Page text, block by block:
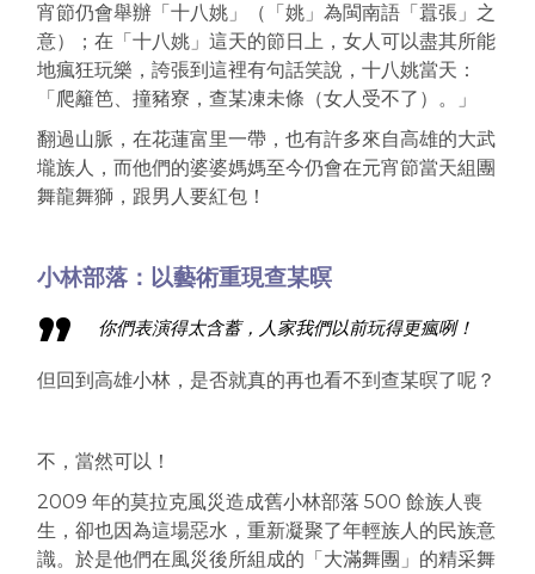
宵節仍會舉辦「十八姚」（「姚」為閩南語「囂張」之
意）；在「十八姚」這天的節日上，女人可以盡其所能
地瘋狂玩樂，誇張到這裡有句話笑說，十八姚當天：
「爬籬笆、撞豬寮，查某凍未條（女人受不了）。」
翻過山脈，在花蓮富里一帶，也有許多來自高雄的大武
壠族人，而他們的婆婆媽媽至今仍會在元宵節當天組團
舞龍舞獅，跟男人要紅包！
小林部落：以藝術重現查某暝
你們表演得太含蓄，人家我們以前玩得更瘋咧！
但回到高雄小林，是否就真的再也看不到查某暝了呢？
不，當然可以！
2009 年的莫拉克風災造成舊小林部落 500 餘族人喪
生，卻也因為這場惡水，重新凝聚了年輕族人的民族意
識。於是他們在風災後所組成的「大滿舞團」的精采舞